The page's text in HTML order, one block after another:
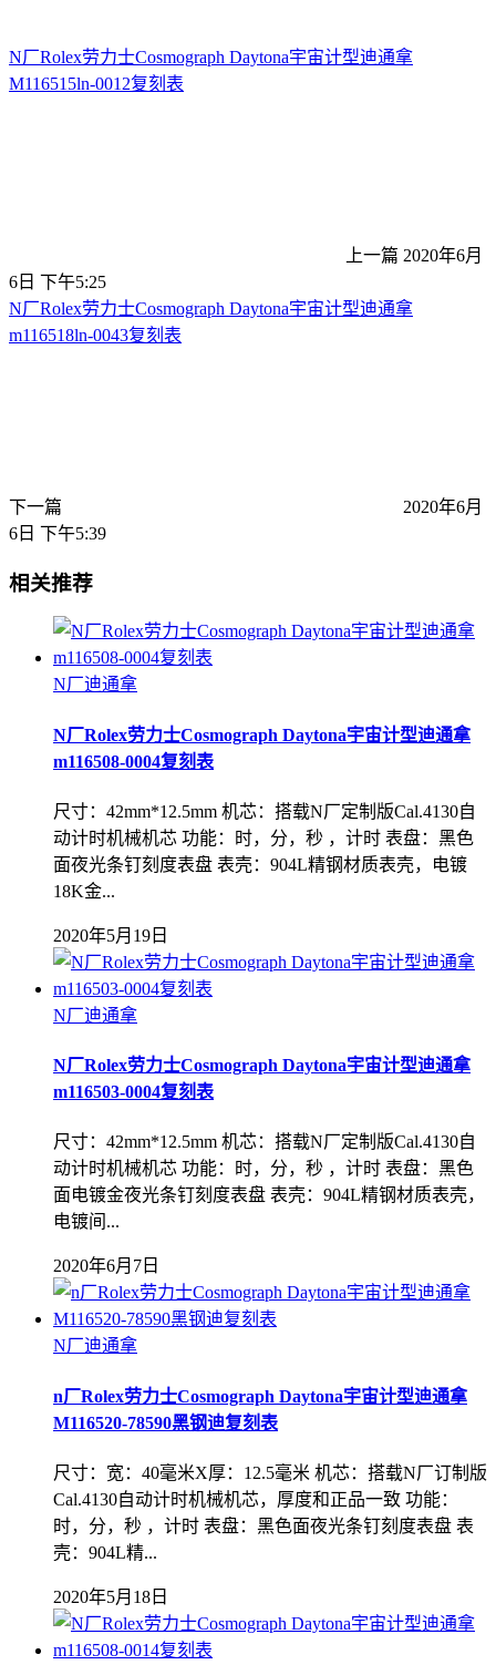
N厂Rolex劳力士Cosmograph Daytona宇宙计型迪通拿
M116515ln-0012复刻表
上一篇 2020年6月
6日 下午5:25
N厂Rolex劳力士Cosmograph Daytona宇宙计型迪通拿
m116518ln-0043复刻表
下一篇
2020年6月
6日 下午5:39
相关推荐
N厂迪通拿
N厂Rolex劳力士Cosmograph Daytona宇宙计型迪通拿
m116508-0004复刻表
尺寸：42mm*12.5mm 机芯：搭载N厂定制版Cal.4130自
动计时机械机芯 功能：时，分，秒 ，计时 表盘：黑色
面夜光条钉刻度表盘 表壳：904L精钢材质表壳，电镀
18K金...
2020年5月19日
N厂迪通拿
N厂Rolex劳力士Cosmograph Daytona宇宙计型迪通拿
m116503-0004复刻表
尺寸：42mm*12.5mm 机芯：搭载N厂定制版Cal.4130自
动计时机械机芯 功能：时，分，秒 ，计时 表盘：黑色
面电镀金夜光条钉刻度表盘 表壳：904L精钢材质表壳，
电镀间...
2020年6月7日
N厂迪通拿
n厂Rolex劳力士Cosmograph Daytona宇宙计型迪通拿
M116520-78590黑钢迪复刻表
尺寸：宽：40毫米X厚：12.5毫米 机芯：搭载N厂订制版
Cal.4130自动计时机械机芯，厚度和正品一致 功能：
时，分，秒 ，计时 表盘：黑色面夜光条钉刻度表盘 表
壳：904L精...
2020年5月18日